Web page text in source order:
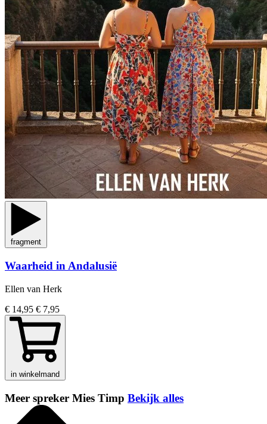
fragment
Waarheid in Andalusië
Ellen van Herk
€ 14,95 € 7,95
in winkelmand
Meer spreker Mies Timp Bekijk alles